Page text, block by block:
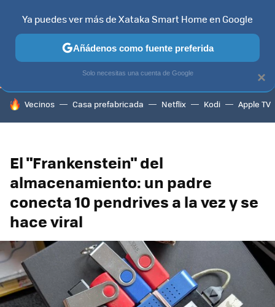
TELEVISORES CONTENIDOS SMART TV SELECCIÓN
HOY SE HABLA DE
Vecinos Casa prefabricada Netflix Kodi Apple TV
El "Frankenstein" del
almacenamiento: un padre
conecta 10 pendrives a la vez y se
hace viral
×
Ya puedes ver más de Xataka Smart Home en Google
Añádenos como fuente preferida
Solo necesitas una cuenta de Google